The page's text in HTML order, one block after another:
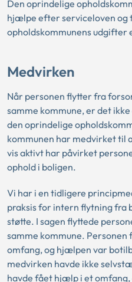
Den oprindelige
hjælpe efter serviceloven og
opholdskommunens udgifter
Medvirken
Når personen flytter fra
samme kommune, er det
den oprindelige
kommunen har medvirket til
vis aktivt har påvirket
ophold i boligen.
Vi har i en tidligere
praksis for intern flytning fra
støtte. I sagen flyttede
samme kommune.
omfang, og hjælpen var
medvirken havde ikke
havde fået hjælp i et